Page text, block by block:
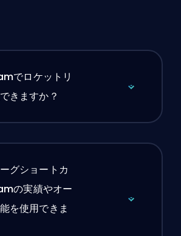
でロケットリ
きますか？
グショートカ
の実績やオー
を使用できま